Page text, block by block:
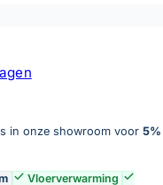
in onze showroom voor 5%
Vloerverwarming